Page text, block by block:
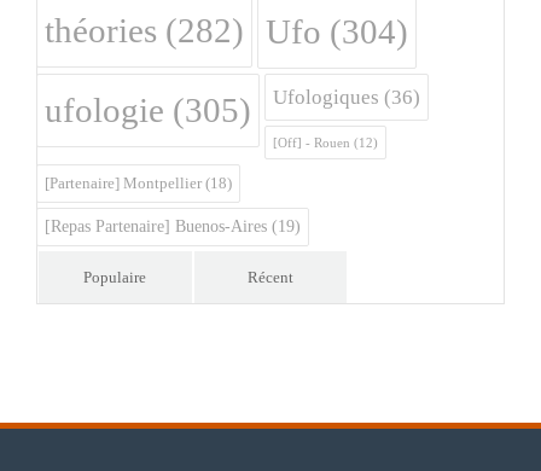
théories (282) Ufo (304)
ufologie (305) Ufologiques (36)
[Off] - Rouen (12)
[Partenaire] Montpellier (18)
[Repas Partenaire] Buenos-Aires (19)
Populaire Récent